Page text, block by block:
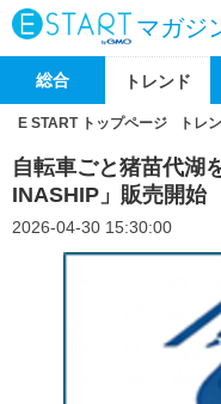
マガジ
総合 トレンド
E START トップページ トレ
自転車ごと猪苗代湖
INASHIP」販売開始
2026-04-30 15:30:00